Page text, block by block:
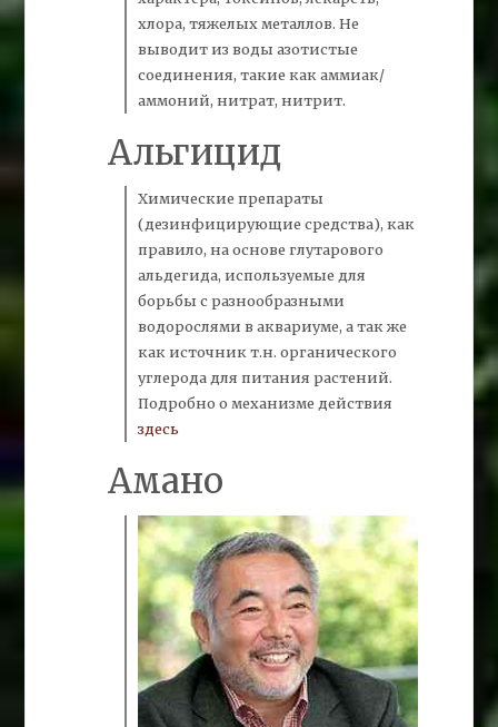
хлора, тяжелых металлов. Не
выводит из воды азотистые
соединения, такие как аммиак/
аммоний, нитрат, нитрит.
Альгицид
Химические препараты
(дезинфицирующие средства), как
правило, на основе глутарового
альдегида, используемые для
борьбы с разнообразными
водорослями в аквариуме, а так же
как источник т.н. органического
углерода для питания растений.
Подробно о механизме действия
здесь
Амано